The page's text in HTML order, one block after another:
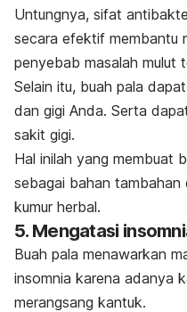
Untungnya, sifat
secara efektif membantu
penyebab masalah mulut
Selain itu, buah pala
dan gigi Anda. Serta
sakit gigi.
Hal inilah yang membuat
sebagai bahan
kumur herbal.
5. Mengatasi
Buah pala menawarkan
insomnia karena adanya
merangsang kantuk.